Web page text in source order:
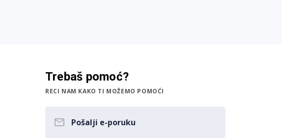
Trebaš pomoć?
RECI NAM KAKO TI MOŽEMO POMOĆI
Pošalji e-poruku